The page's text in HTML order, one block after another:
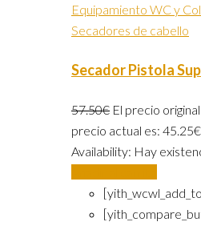
Equipamiento WC y
Secadores de cabello
Secador Pistola
57.50€ El precio
precio actual es: 45.25€.
Availability: Hay